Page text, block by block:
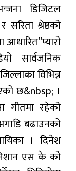
डिजिटल
सरिता श्रेष्ठको
सार्वजनिक
विभिन्न
छ&nbsp; ।
गीतमा रहेको
बढाउनको
। दिनेश
एस के को